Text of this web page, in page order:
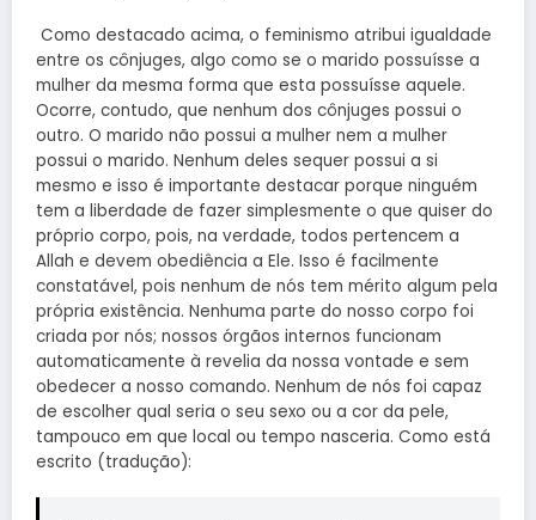
Como destacado acima, o feminismo atribui igualdade
entre os cônjuges, algo como se o marido possuísse a
mulher da mesma forma que esta possuísse aquele.
Ocorre, contudo, que nenhum dos cônjuges possui o
outro. O marido não possui a mulher nem a mulher
possui o marido. Nenhum deles sequer possui a si
mesmo e isso é importante destacar porque ninguém
tem a liberdade de fazer simplesmente o que quiser do
próprio corpo, pois, na verdade, todos pertencem a
Allah e devem obediência a Ele. Isso é facilmente
constatável, pois nenhum de nós tem mérito algum pela
própria existência. Nenhuma parte do nosso corpo foi
criada por nós; nossos órgãos internos funcionam
automaticamente à revelia da nossa vontade e sem
obedecer a nosso comando. Nenhum de nós foi capaz
de escolher qual seria o seu sexo ou a cor da pele,
tampouco em que local ou tempo nasceria. Como está
escrito (tradução):